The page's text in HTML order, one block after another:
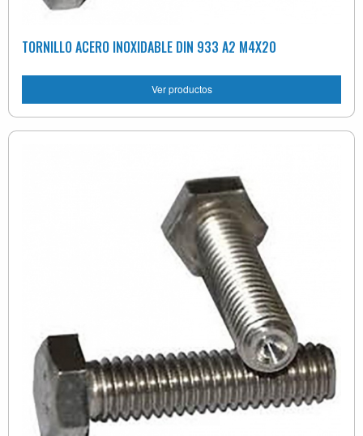
TORNILLO ACERO INOXIDABLE DIN 933 A2 M4X20
Ver productos